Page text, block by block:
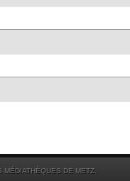
DE METZ.